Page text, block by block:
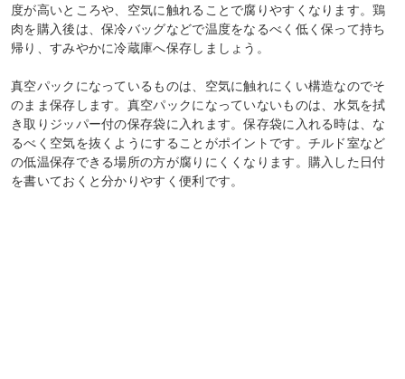
度が高いところや、空気に触れることで腐りやすくなります。鶏
肉を購入後は、保冷バッグなどで温度をなるべく低く保って持ち
帰り、すみやかに冷蔵庫へ保存しましょう。
真空パックになっているものは、空気に触れにくい構造なのでそ
のまま保存します。真空パックになっていないものは、水気を拭
き取りジッパー付の保存袋に入れます。保存袋に入れる時は、な
るべく空気を抜くようにすることがポイントです。チルド室など
の低温保存できる場所の方が腐りにくくなります。購入した日付
を書いておくと分かりやすく便利です。